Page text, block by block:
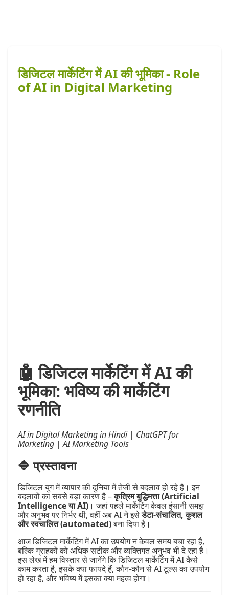
डिजिटल मार्केटिंग में AI की भूमिका - Role
of AI in Digital Marketing
🤖डिजिटल मार्केटिंग में AI की
भूमिका: भविष्य की मार्केटिंग
रणनीति
AI in Digital Marketing in Hindi | ChatGPT for
Marketing | AI Marketing Tools
🔷 प्रस्तावना
डिजिटल युग में व्यापार की दुनिया में तेजी से बदलाव हो रहे हैं। इन
बदलावों का सबसे बड़ा कारण है –कृत्रिम बुद्धिमत्ता (Artificial
Intelligence या AI) । जहां पहले मार्केटिंग केवल इंसानी समझ
और अनुभव पर निर्भर थी, वहीं अब AI ने इसेडेटा-संचालित, कुशल
और स्वचालित (automated)बना दिया है।
आज डिजिटल मार्केटिंग में AI का उपयोग न केवल समय बचा रहा है,
बल्कि ग्राहकों को अधिक सटीक और व्यक्तिगत अनुभव भी दे रहा है।
इस लेख में हम विस्तार से जानेंगे कि डिजिटल मार्केटिंग में AI कैसे
काम करता है, इसके क्या फायदे हैं, कौन-कौन से AI टूल्स का उपयोग
हो रहा है, और भविष्य में इसका क्या महत्व होगा।